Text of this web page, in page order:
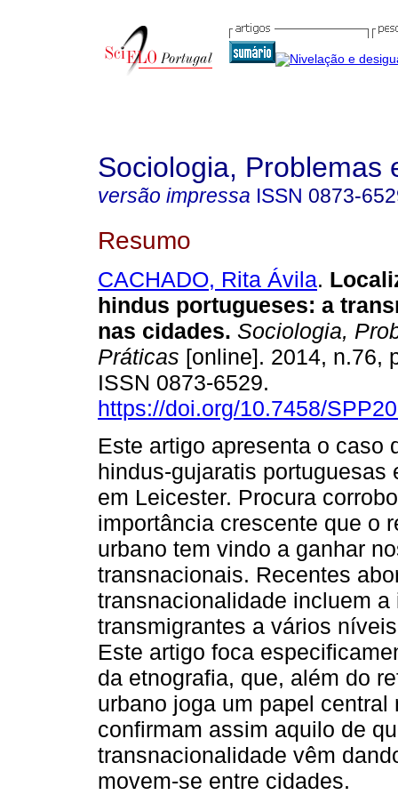
Sociologia, Problemas
versão impressa ISSN 0873-
Resumo
CACHADO, Rita Ávila.
hindus portugueses: a
nas cidades. Sociologia,
Práticas [online]. 2014, n.76,
ISSN 0873-6529.
https://doi.org/10.7458/
Este artigo apresenta o caso
hindus-gujaratis portuguesas
em Leicester. Procura
importância crescente que o
urbano tem vindo a ganhar
transnacionais. Recentes
transnacionalidade incluem
transmigrantes a vários
Este artigo foca
da etnografia, que, além do
urbano joga um papel
confirmam assim aquilo de
transnacionalidade vêm
movem-se entre cidades.